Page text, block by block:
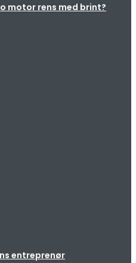
motor rens med brint?
entreprenør